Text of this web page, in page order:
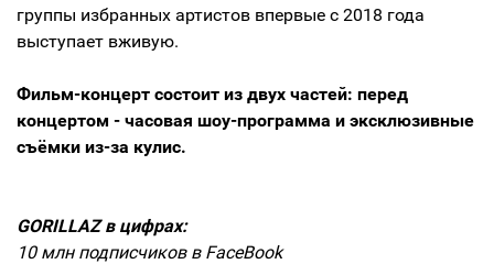
группы избранных артистов впервые с 2018 года
выступает вживую.
Фильм-концерт состоит из двух частей: перед
концертом - часовая шоу-программа и эксклюзивные
съёмки из-за кулис.
GORILLAZ в цифрах:
10 млн подписчиков в FaceBook